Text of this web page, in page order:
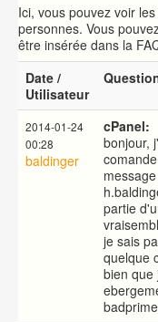
Ici, vous pouvez voir
personnes. Vous
être insérée dans la
Date /
Utilisateur
2014-01-24
00:28
baldinger
cPanel:
bonjour,
partie
je sais
quelque
bien que